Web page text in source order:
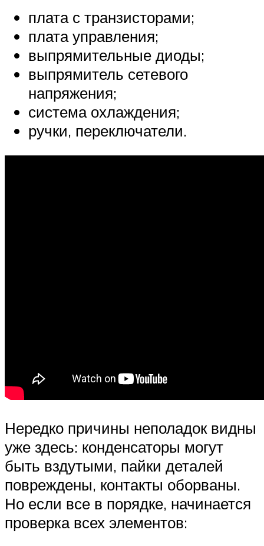
плата с транзисторами;
плата управления;
выпрямительные диоды;
выпрямитель сетевого
напряжения;
система охлаждения;
ручки, переключатели.
Нередко причины неполадок видны
уже здесь: конденсаторы могут
быть вздутыми, пайки деталей
повреждены, контакты оборваны.
Но если все в порядке, начинается
проверка всех элементов: